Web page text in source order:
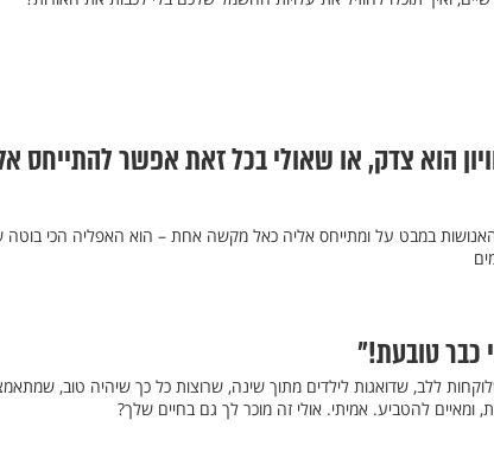
הוא צדק, או שאולי בכל זאת אפשר להתייחס
במבט על ומתייחס אליה כאל מקשה אחת – הוא האפליה הכי בוטה
כבר טובעת!"
ללב, שדואגות לילדים מתוך שינה, שרוצות כל כך שיהיה טוב,
ומאיים להטביע. אמיתי. אולי זה מוכר לך גם בחיים שלך?